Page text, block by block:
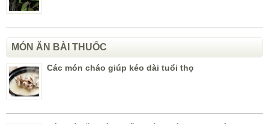
MÓN ĂN BÀI THUỐC
Các món cháo giúp kéo dài tuổi thọ